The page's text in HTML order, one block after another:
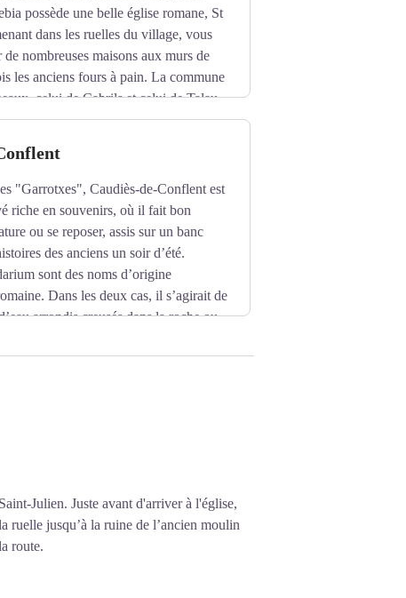
possède une belle église romane, St
dans les ruelles du village, vous
nombreuses maisons aux murs de
les anciens fours à pain. La commune
celui de Cabrils et celui de Talau
du village, vous découvrirez un
2012 grâce aux efforts des
».
"Garrotxes", Caudiès-de-Conflent est
riche en souvenirs, où il fait bon
ou se reposer, assis sur un banc
des anciens un soir d’été.
sont des noms d’origine
Dans les deux cas, il s’agirait de
arrondis creusés dans la roche ou
de l’épisode protestant, l’église
Julien. Juste avant d'arriver à l'église,
jusqu’à la ruine de l’ancien moulin
route.